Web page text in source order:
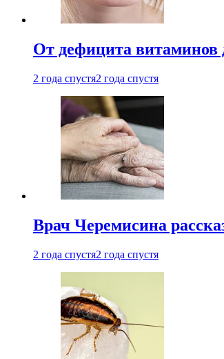
От дефицита витаминов
2 года спустя2 года спустя
Врач Черемисина
2 года спустя2 года спустя